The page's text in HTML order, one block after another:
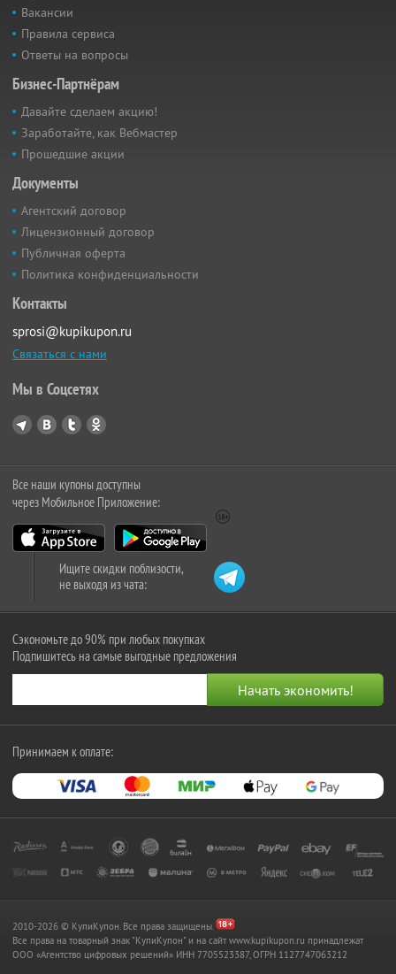
Вакансии
Правила сервиса
Ответы на вопросы
Бизнес-Партнёрам
Давайте сделаем акцию!
Заработайте, как Вебмастер
Прошедшие акции
Документы
Агентский договор
Лицензионный договор
Публичная оферта
Политика конфиденциальности
Контакты
sprosi@kupikupon.ru
Связаться с нами
Мы в Соцсетях
Все наши купоны доступны
через Мобильное Приложение:
Ищите скидки поблизости,
не выходя из чата:
Сэкономьте до 90% при любых покупках
Подпишитесь на самые выгодные предложения
Принимаем к оплате:
2010-2026 © КупиКупон. Все права защищены.
Все права на товарный знак "КупиКупон" и на сайт www.kupikupon.ru принадлежат
OOO «Агентство цифровых решений» ИНН 7705523387, ОГРН 1127747063212